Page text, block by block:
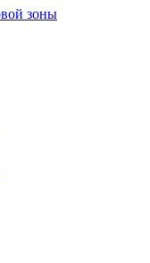
зоны